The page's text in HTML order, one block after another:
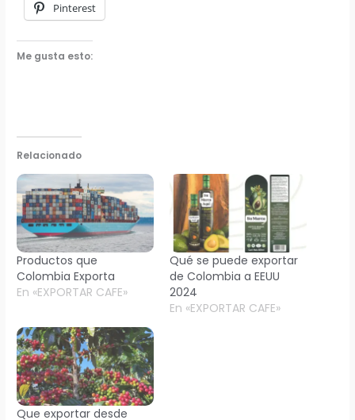
Pinterest
Me gusta esto:
Relacionado
Productos que
Colombia Exporta
En «EXPORTAR CAFE»
Qué se puede exportar
de Colombia a EEUU
2024
En «EXPORTAR CAFE»
Que exportar desde